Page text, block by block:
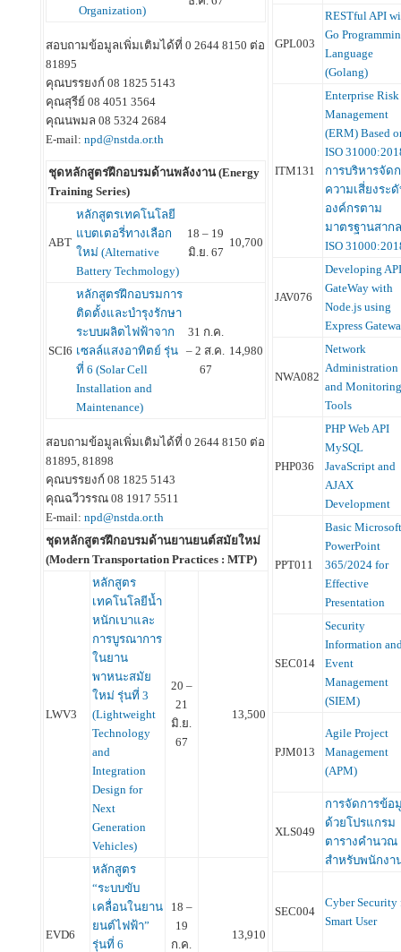
Organization)
สอบถามข้อมูลเพิ่มเติมได้ที่ 0 2644 8150 ต่อ
81895
คุณบรรยงก์ 08 1825 5143
คุณสุรีย์ 08 4051 3564
คุณนพมล 08 5324 2684
E-mail: npd@nstda.or.th
ชุดหลักสูตรฝึกอบรมด้านพลังงาน (Energy
Training Series)
ABT
หลักสูตรเทคโนโลยี
แบตเตอรี่ทางเลือก
ใหม่ (Alternative
Battery Techmology)
18 – 19
มิ.ย. 67
10,700
SCI6
หลักสูตรฝึกอบรมการ
ติดตั้งและบำรุงรักษา
ระบบผลิตไฟฟ้าจาก
เซลล์แสงอาทิตย์ รุ่น
ที่ 6 (Solar Cell
Installation and
Maintenance)
31 ก.ค.
– 2 ส.ค.
67
14,980
สอบถามข้อมูลเพิ่มเติมได้ที่ 0 2644 8150 ต่อ
81895, 81898
คุณบรรยงก์ 08 1825 5143
คุณฉวีวรรณ 08 1917 5511
E-mail: npd@nstda.or.th
ชุดหลักสูตรฝึกอบรมด้านยานยนต์สมัยใหม่
(Modern Transportation Practices : MTP)
LWV3
หลักสูตร
เทคโนโลยีน้ำ
หนักเบาและ
การบูรณาการ
ในยาน
พาหนะสมัย
ใหม่ รุ่นที่ 3
(Lightweight
Technology
and
Integration
Design for
Next
Generation
Vehicles)
20 –
21
มิ.ย.
67
13,500
EVD6
หลักสูตร
“ระบบขับ
เคลื่อนในยาน
ยนต์ไฟฟ้า”
รุ่นที่ 6
18 –
19
ก.ค.
13,910
GPL003
RESTful API
Go
Language
(Golang)
ITM131
Enterprise Risk
Management
(ERM) Based
ISO
การบริหารจัด
ความเสี่ยงระ
องค์กรตาม
มาตรฐานสากล
ISO
JAV076
Developing API
GateWay with
Node.js using
Express
NWA082
Network
Administration
and Monitoring
Tools
PHP036
PHP Web API
MySQL
JavaScript and
AJAX
Development
PPT011
Basic Microsoft
PowerPoint
365/2024 for
Effective
Presentation
SEC014
Security
Information
Event
Management
(SIEM)
PJM013
Agile Project
Management
(APM)
XLS049
การจัดการข้อ
ด้วยโปรแกรม
ตารางคำนวณ
สำหรับพนักง
SEC004
Cyber Security
Smart User